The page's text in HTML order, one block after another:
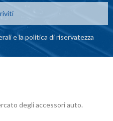
e la politica di riservatezza
degli accessori auto.